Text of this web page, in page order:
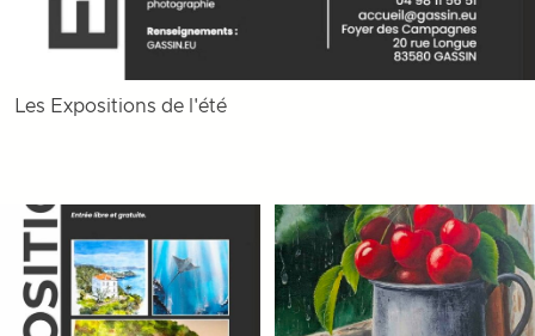
Les Expositions de l'été